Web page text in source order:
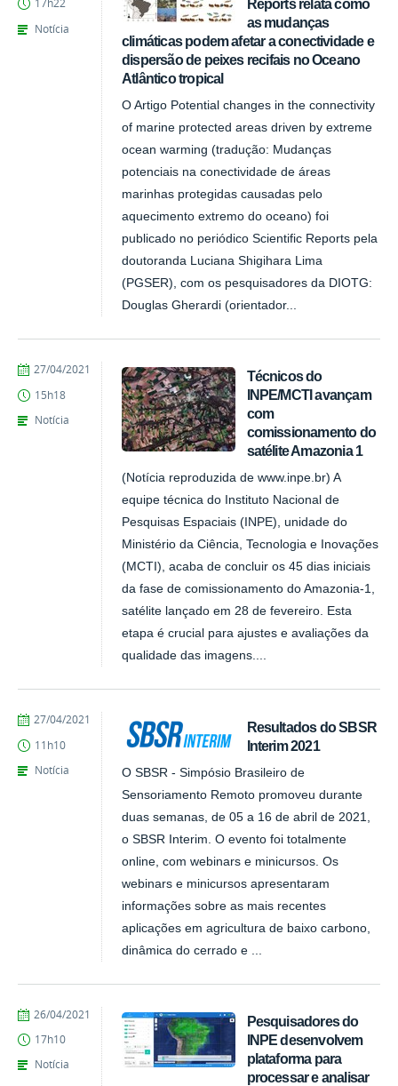
Reports relata como
as mudanças
climáticas podem afetar a conectividade e
dispersão de peixes recifais no Oceano
Atlântico tropical
O Artigo Potential changes in the connectivity
of marine protected areas driven by extreme
ocean warming (tradução: Mudanças
potenciais na conectividade de áreas
marinhas protegidas causadas pelo
aquecimento extremo do oceano) foi
publicado no periódico Scientific Reports pela
doutoranda Luciana Shigihara Lima
(PGSER), com os pesquisadores da DIOTG:
Douglas Gherardi (orientador...
17h22
Notícia
Técnicos do
INPE/MCTI avançam
com
comissionamento do
satélite Amazonia 1
(Notícia reproduzida de www.inpe.br) A
equipe técnica do Instituto Nacional de
Pesquisas Espaciais (INPE), unidade do
Ministério da Ciência, Tecnologia e Inovações
(MCTI), acaba de concluir os 45 dias iniciais
da fase de comissionamento do Amazonia-1,
satélite lançado em 28 de fevereiro. Esta
etapa é crucial para ajustes e avaliações da
qualidade das imagens....
publicado
27/04/2021
15h18
Notícia
Resultados do SBSR
Interim 2021
O SBSR - Simpósio Brasileiro de
Sensoriamento Remoto promoveu durante
duas semanas, de 05 a 16 de abril de 2021,
o SBSR Interim. O evento foi totalmente
online, com webinars e minicursos. Os
webinars e minicursos apresentaram
informações sobre as mais recentes
aplicações em agricultura de baixo carbono,
dinâmica do cerrado e ...
publicado
27/04/2021
11h10
Notícia
Pesquisadores do
INPE desenvolvem
plataforma para
processar e analisar
publicado
26/04/2021
17h10
Notícia